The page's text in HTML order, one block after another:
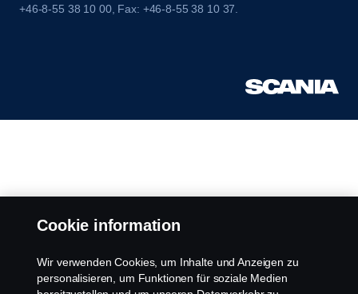
+46-8-55 38 10 00, Fax: +46-8-55 38 10 37.
Cookie information
Wir verwenden Cookies, um Inhalte und Anzeigen zu
personalisieren, um Funktionen für soziale Medien